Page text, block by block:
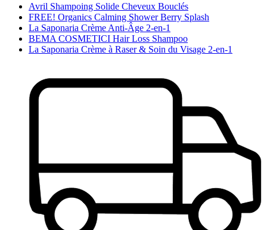
Avril Shampoing Solide Cheveux Bouclés
FREE! Organics Calming Shower Berry Splash
La Saponaria Crème Anti-Âge 2-en-1
BEMA COSMETICI Hair Loss Shampoo
La Saponaria Crème à Raser & Soin du Visage 2-en-1